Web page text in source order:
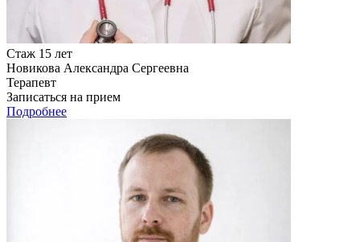
Стаж 15 лет
Новикова Александра Сергеевна
Терапевт
Записаться на прием
Подробнее